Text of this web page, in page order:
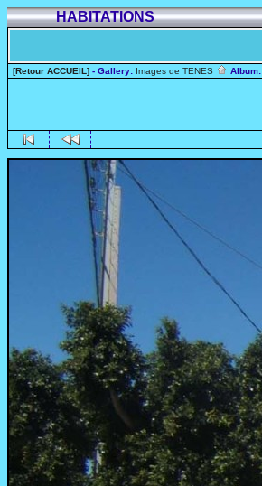
HABITATIONS
[Retour ACCUEIL] - Gallery: Images de TENES Album: